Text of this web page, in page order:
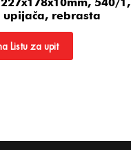
540/1,
rebrasta
Listu za upit